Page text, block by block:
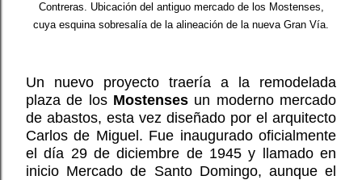
Contreras. Ubicación del antiguo mercado de los Mostenses,
cuya esquina sobresalía de la alineación de la nueva Gran Vía.
Un nuevo proyecto traería a la remodelada
plaza de los Mostenses un moderno mercado
de abastos, esta vez diseñado por el arquitecto
Carlos de Miguel. Fue inaugurado oficialmente
el día 29 de diciembre de 1945 y llamado en
inicio Mercado de Santo Domingo, aunque el